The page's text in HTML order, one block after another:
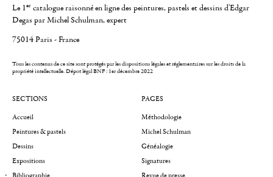
Le 1er catalogue raisonné en ligne des peintures, pastels et dessins d'Edgar
Degas par Michel Schulman, expert
75014 Paris - France
Tous les contenus de ce site sont protégés par les dispositions légales et réglementaires sur les droits de la
propriété intellectuelle.Dépot légal BNF : 1er décembre 2022
SECTIONS
Accueil
Peintures & pastels
Dessins
Expositions
PAGES
Méthodologie
Michel Schulman
Généalogie
Signatures